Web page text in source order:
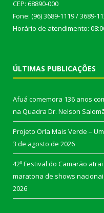
CEP: 68890-000
Fone: (96) 3689-1119 / 3689-
Horário de atendimento:
ÚLTIMAS PUBLICAÇÕES
Afuá comemora 136 anos
na Quadra Dr. Nelson
Projeto Orla Mais Verde –
3 de agosto de 2026
42º Festival do Camarão
maratona de shows
2026